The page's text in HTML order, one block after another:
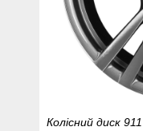
Колісний диск